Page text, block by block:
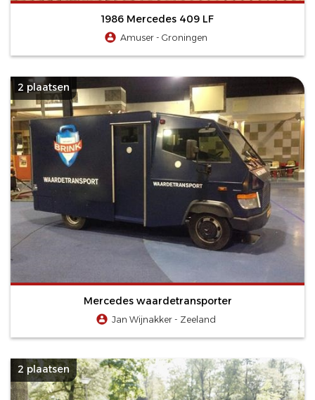
1986 Mercedes 409 LF
Amuser - Groningen
2 plaatsen
Mercedes waardetransporter
Jan Wijnakker - Zeeland
2 plaatsen